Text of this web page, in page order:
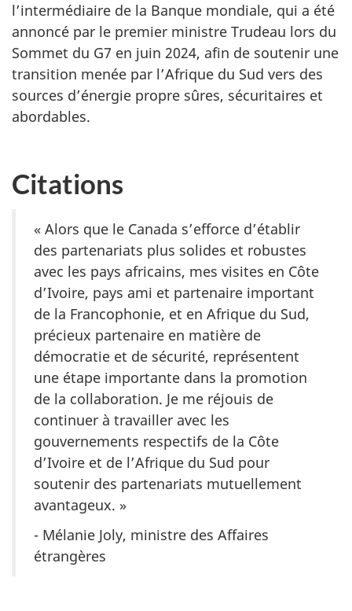
l’intermédiaire de la Banque mondiale, qui a été
annoncé par le premier ministre Trudeau lors du
Sommet du G7 en juin 2024, afin de soutenir une
transition menée par l’Afrique du Sud vers des
sources d’énergie propre sûres, sécuritaires et
abordables.
Citations
« Alors que le Canada s’efforce d’établir
des partenariats plus solides et robustes
avec les pays africains, mes visites en Côte
d’Ivoire, pays ami et partenaire important
de la Francophonie, et en Afrique du Sud,
précieux partenaire en matière de
démocratie et de sécurité, représentent
une étape importante dans la promotion
de la collaboration. Je me réjouis de
continuer à travailler avec les
gouvernements respectifs de la Côte
d’Ivoire et de l’Afrique du Sud pour
soutenir des partenariats mutuellement
avantageux. »
- Mélanie Joly, ministre des Affaires
étrangères